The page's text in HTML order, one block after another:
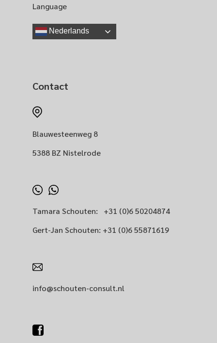
Language
Nederlands
Contact
Blauwesteenweg 8
5388 BZ Nistelrode
Tamara Schouten: +31 (0)6 50204874
Gert-Jan Schouten: +31 (0)6 55871619
info@schouten-consult.nl